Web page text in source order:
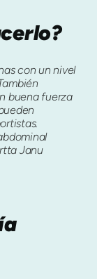
con un nivel
buena fuerza
Janu